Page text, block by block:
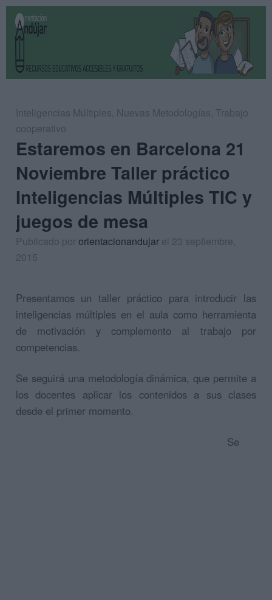
Inteligencias Múltiples, Nuevas Metodologías, Trabajo
cooperativo
Estaremos en Barcelona 21
Noviembre Taller práctico
Inteligencias Múltiples TIC y
juegos de mesa
Publicado pororientacionandujar el 23 septiembre,
2015
Presentamos un taller práctico para introducir las
inteligencias múltiples en el aula como herramienta
de motivación y complemento al trabajo por
competencias.
Se seguirá una metodología dinámica, que permite a
los docentes aplicar los contenidos a sus clases
desde el primer momento.
Se